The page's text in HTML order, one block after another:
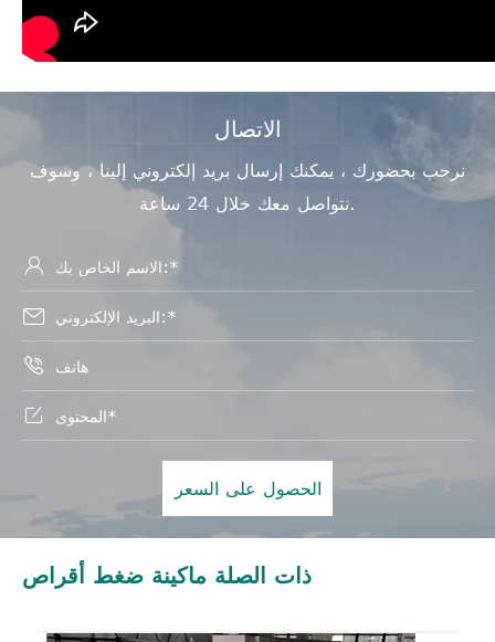
الاتصال
نرحب بحضورك ، يمكنك إرسال بريد إلكتروني إلينا ، وسوف
نتواصل معك خلال 24 ساعة.




الحصول على السعر
ذات الصلة ماكينة ضغط أقراص